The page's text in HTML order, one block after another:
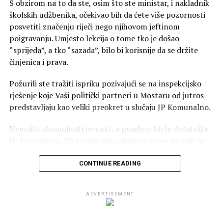
dogovorena s američkim saveznicima. Dodao je da su neki
dijelovi završne operacije provedeni na njihovo
inzistiranje.
– Ne bi bilo Daytona da nije bilo Hrvatske vojske, da nije
bilo hrvatskih gardijskih brigada i HVO-a. Ništa od toga
je.
Naglasio je da je istina važna jer se cijela građevina ne
nalažu da se svaki put sve mora reći na isti način.
“Ne reagirati na svaku besmislicu“
S obzirom na to da ste, osim što ste ministar, i nakladnik
školskih udžbenika, očekivao bih da ćete više pozornosti
posvetiti značenju riječi nego njihovom jeftinom
poigravanju. Umjesto lekcija o tome tko je došao
“sprijeda”, a tko “sazada”, bilo bi korisnije da se držite
činjenica i prava.
Požurili ste tražiti ispriku pozivajući se na inspekcijsko
rješenje koje Vaši politički partneri u Mostaru od jutros
predstavljaju kao veliki preokret u slučaju JP Komunalno.
Nemojte obmanjivati javnost, a posebno bivše djelatnike
a njegova će se zakonitost preispitati u odgovarajućem
Posebno je zanimljivo da, prema informacijama kojima
CONTINUE READING
ADVERTISEMENT